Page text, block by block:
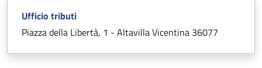
Ufficio tributi
Piazza della Libertà, 1 - Altavilla Vicentina 36077